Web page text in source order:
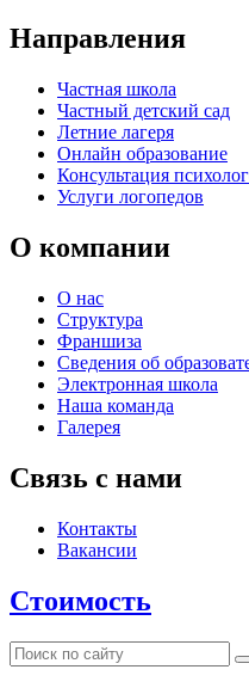
Направления
Частная школа
Частный детский сад
Летние лагеря
Онлайн образование
Консультация
Услуги логопедов
О компании
О нас
Структура
Франшиза
Сведения об
Электронная школа
Наша команда
Галерея
Связь с нами
Контакты
Вакансии
Стоимость